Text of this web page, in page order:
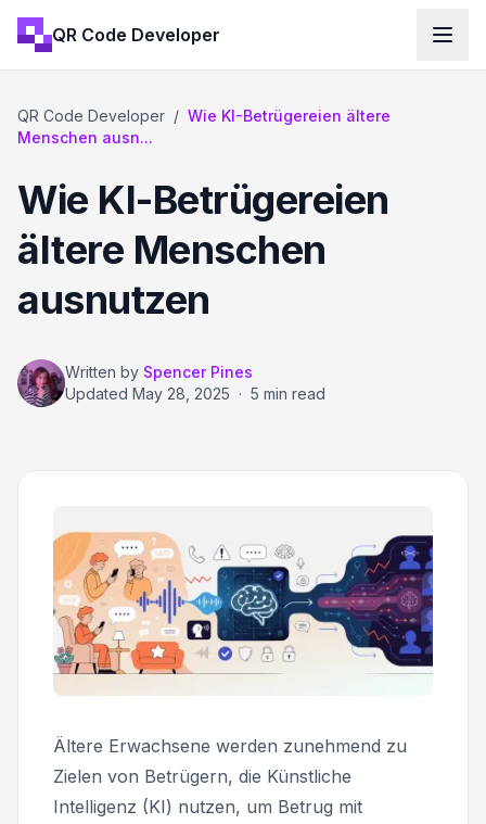
QR Code Developer
QR Code Developer / Wie KI-Betrügereien ältere
Menschen ausn...
Wie KI-Betrügereien
ältere Menschen
ausnutzen
Written by Spencer Pines
Updated May 28, 2025 · 5 min read
Ältere Erwachsene werden zunehmend zu
Zielen von Betrügern, die Künstliche
Intelligenz (KI) nutzen, um Betrug mit